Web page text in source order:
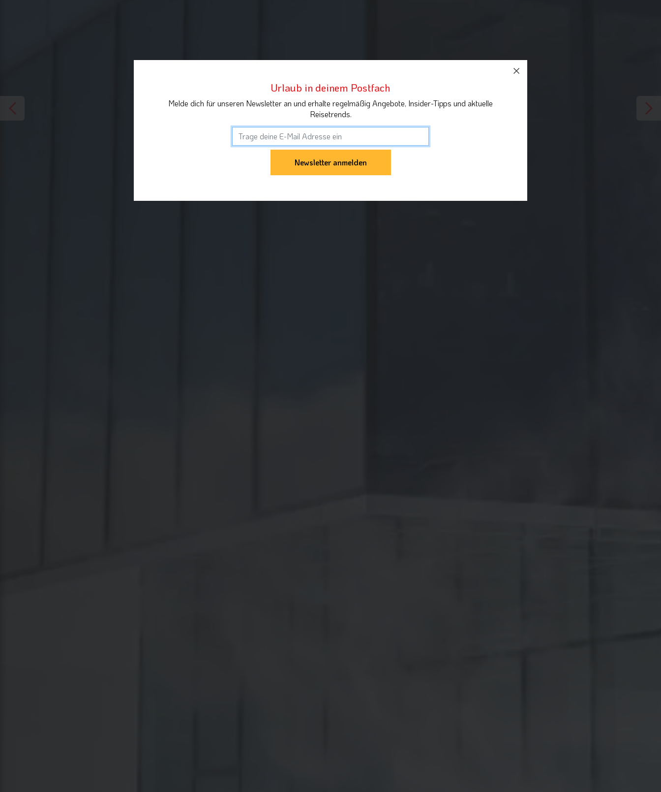
Urlaub in deinem Postfach
Melde dich für unseren Newsletter an und erhalte regelmäßig Angebote, Insider-Tipps und aktuelle
Reisetrends.